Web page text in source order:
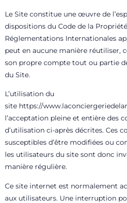
Le Site constitue une œuvre de
dispositions du Code de la
Réglementations Internationales
peut en aucune manière réutiliser,
son propre compte tout ou partie
du Site.
L’utilisation du
site https://
l’acceptation pleine et entière des
d’utilisation ci-après décrites. Ces
susceptibles d’être modifiées ou
les utilisateurs du site sont donc
manière régulière.
Ce site internet est normalement
aux utilisateurs. Une interruption